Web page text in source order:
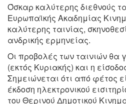
Όσκαρ καλύτερης διεθνούς
Ευρωπαϊκής Ακαδημίας
καλύτερης ταινίας,
ανδρικής ερμηνείας.
Οι προβολές των ταινιών θα
(εκτός Κυριακής) και η
Σημειώνεται ότι από φέτος
έκδοση ηλεκτρονικού
του Θερινού Δημοτικού